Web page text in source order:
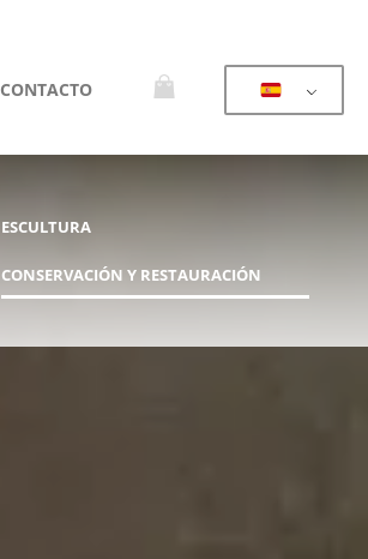
CONTACTO
ESCULTURA
CONSERVACIÓN Y RESTAURACIÓN